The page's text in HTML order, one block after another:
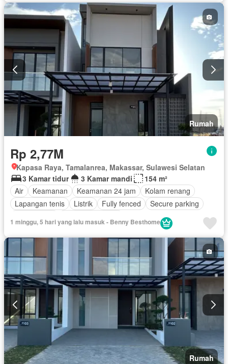
Tangki air
Garasi Teras Tanpa perabotan
Rumah
Rp 2,77M
Kapasa Raya, Tamalanrea, Makassar, Sulawesi Selatan
3 Kamar tidur
3 Kamar mandi
154 m²
Air
Keamanan Keamanan 24 jam
Kolam renang
Lapangan tenis
Listrik Fully fenced
Secure parking
1 minggu, 5 hari yang lalu masuk - Benny Besthome
Rumah